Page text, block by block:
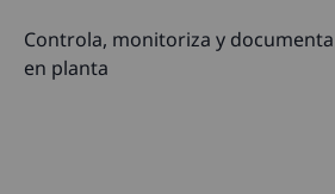
Controla, monitoriza y
en planta